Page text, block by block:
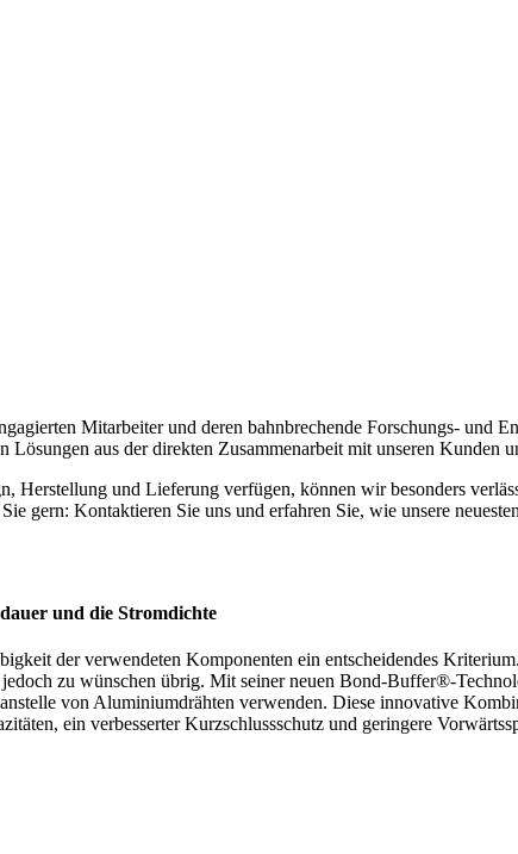
Mitarbeiter und deren bahnbrechende Forschungs- und
aus der direkten Zusammenarbeit mit unseren Kunden
und Lieferung verfügen, können wir besonders
gern: Kontaktieren Sie uns und erfahren Sie, wie unsere
und die Stromdichte
der verwendeten Komponenten ein entscheidendes
zu wünschen übrig. Mit seiner neuen Bond-Buffer®-
von Aluminiumdrähten verwenden. Diese innovative
ein verbesserter Kurzschlussschutz und geringere